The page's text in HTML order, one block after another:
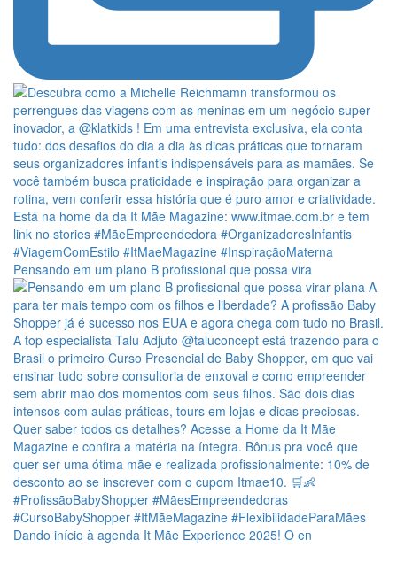
Pensando em um plano B profissional que possa vira
Dando início à agenda It Mãe Experience 2025! O en